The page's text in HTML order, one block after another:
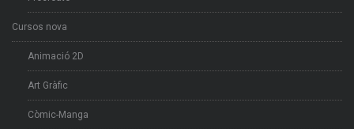
Cursos nova
Animació 2D
Art Gràfic
Còmic-Manga